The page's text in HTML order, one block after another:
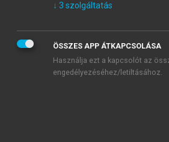
KIPRÓBÁLOM
↓ 3 szolgáltatás
ÖSSZES APP ÁTKAPCSOLÁSA
Használja ezt a kapcsolót az
engedélyezéséhez/letiltásához.